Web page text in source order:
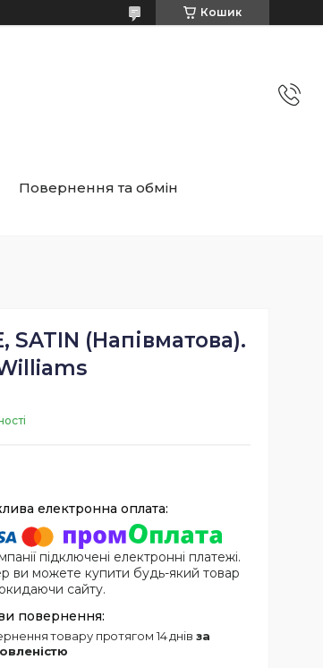
Кошик
Повернення та обмін
SATIN (Напівматова).
підключені електронні платежі.
ви можете купити будь-який товар
сайту.
товару протягом 14 днів за